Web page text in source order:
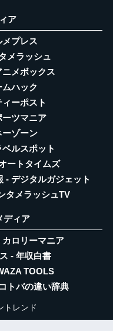
ア
メプレス
メラッシュ
メボックス
ハック
ーポスト
ーツマニア
ーゾーン
ルスポット
ートタイムズ
- デジタルガジェット
タメラッシュTV
ディア
ロリーマニア
- 年収白書
TOOLS
トバの違い辞典
トレンド